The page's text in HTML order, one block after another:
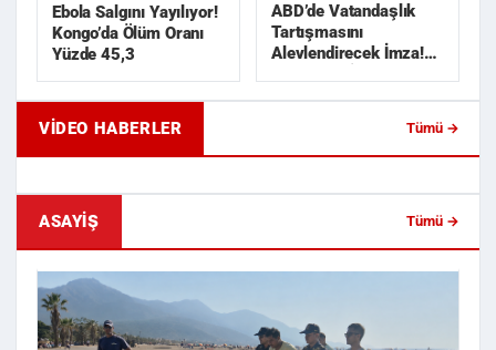
Ebola Salgını Yayılıyor!
Kongo’da Ölüm Oranı
Yüzde 45,3
ABD’de Vatandaşlık
Tartışmasını
Alevlendirecek İmza!
Karar
VIDEO HABERLER
Tümü →
Geride Bıraktığı Mektup Tefecilik
Samsun'da Lise
ASAYIŞ Tümü →